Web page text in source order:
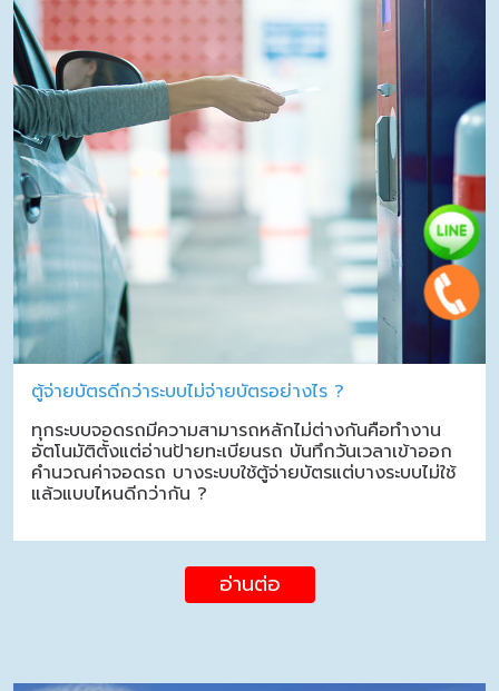
ตู้จ่ายบัตรดีกว่าระบบไม่จ่ายบัตรอย่างไร ?
ทุกระบบจอดรถมีความสามารถหลักไม่ต่างกันคือทำงาน
อัตโนมัติตั้งแต่อ่านป้ายทะเบียนรถ บันทึกวันเวลาเข้าออก
คำนวณค่าจอดรถ บางระบบใช้ตู้จ่ายบัตรแต่บางระบบไม่ใช้
แล้วแบบไหนดีกว่ากัน ?
อ่านต่อ